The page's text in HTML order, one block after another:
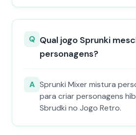
Q Qual jogo Sprunki
personagens?
A Sprunki Mixer mistura
para criar personagens
Sbrudki no Jogo Retro.